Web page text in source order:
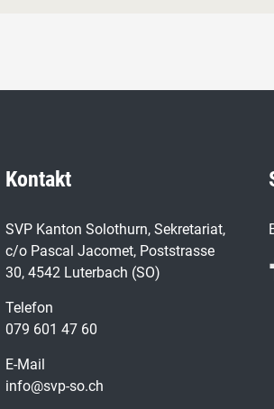
Kontakt
SVP Kanton Solothurn, Sekretariat,
c/o Pascal Jacomet, Poststrasse
30, 4542 Luterbach (SO)
Telefon
079 601 47 60
E-Mail
info@svp-so.ch